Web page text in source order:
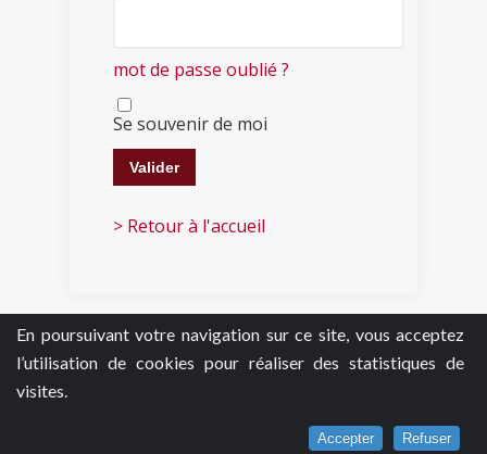
En poursuivant votre navigation sur ce site, vous acceptez
l’utilisation de cookies pour réaliser des statistiques de
visites.
Accepter Refuser
mot de passe oublié ?
Se souvenir de moi
> Retour à l'accueil